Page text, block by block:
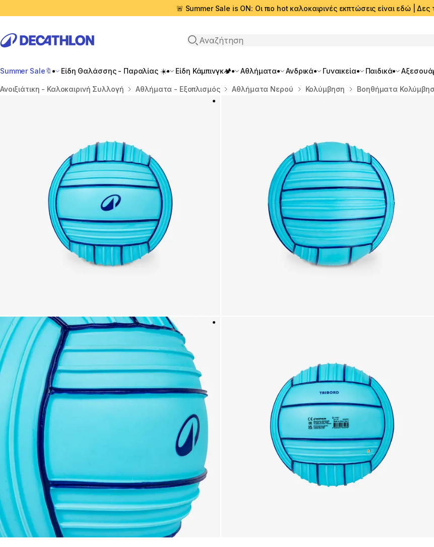
🚨 Summer Sale is ON: Οι πιο hot καλοκαιρινές εκπτώσεις είναι εδώ |
Αναζήτηση
Summer Sale🔖 Είδη Θαλάσσης - Παραλίας ☀️ Είδη Κάμπινγκ🏕️ Αθλήματα Ανδρικά Γυναικεία Παιδικά
Αρχική σελίδα
Ανοιξιάτικη - Καλοκαιρινή Συλλογή Αθλήματα - Εξοπλισμός Αθλήματα Νερού Κολύμβηση Βοηθήματα